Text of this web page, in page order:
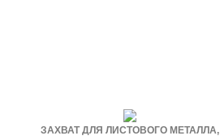
ЗАХВАТ ДЛЯ ЛИСТОВОГО МЕТАЛЛА,